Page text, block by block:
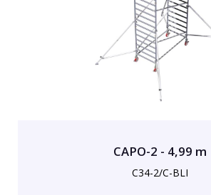
CAPO-2 - 4,99 m
C34-2/C-BLI